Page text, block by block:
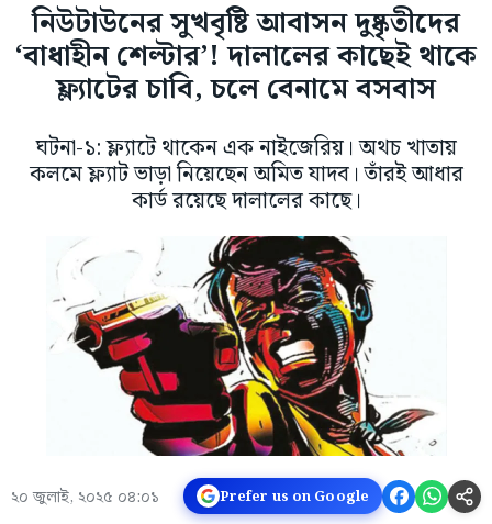
নিউটাউনের সুখবৃষ্টি আবাসন দুষ্কৃতীদের
‘বাধাহীন শেল্টার’! দালালের কাছেই থাকে
ফ্ল্যাটের চাবি, চলে বেনামে বসবাস
ঘটনা-১: ফ্ল্যাটে থাকেন এক নাইজেরিয়। অথচ খাতায়
কলমে ফ্ল্যাট ভাড়া নিয়েছেন অমিত যাদব। তাঁরই আধার
কার্ড রয়েছে দালালের কাছে।
২০ জুলাই, ২০২৫ ০৪:০১ Prefer us on Google